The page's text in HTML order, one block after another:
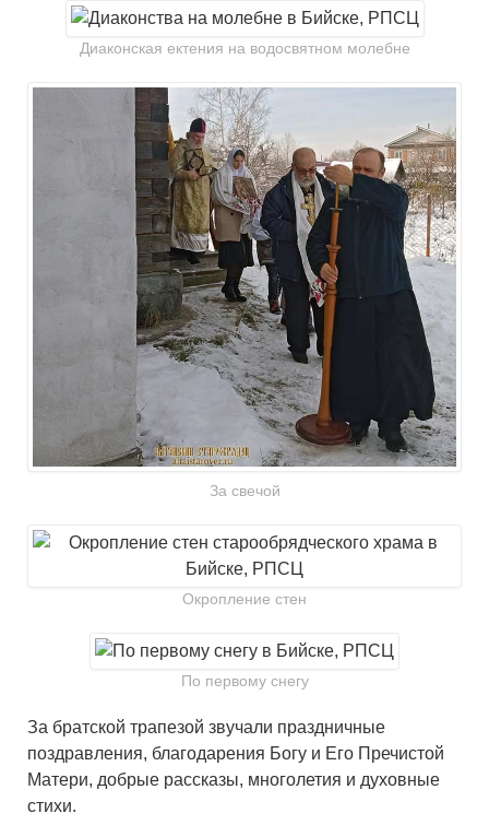
Диаконская ектения на водосвятном молебне
За свечой
Окропление стен
По первому снегу
За братской трапезой звучали праздничные
поздравления, благодарения Богу и Его Пречистой
Матери, добрые рассказы, многолетия и духовные
стихи.